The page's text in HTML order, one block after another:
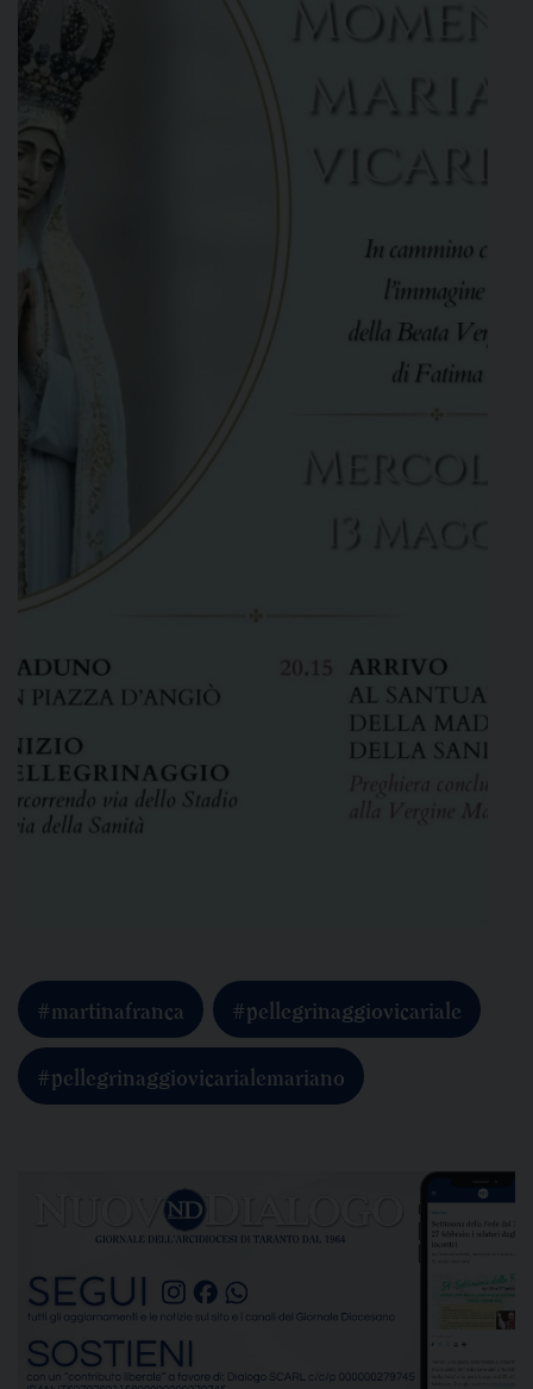
#martinafranca #pellegrinaggiovicariale
#pellegrinaggiovicarialemariano